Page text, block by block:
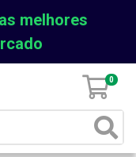
melhores
0